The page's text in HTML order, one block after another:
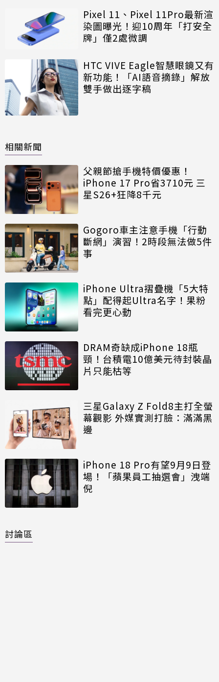
Pixel 11、Pixel 11Pro最新渲
染圖曝光！迎10周年「打安全
牌」僅2處微調
HTC VIVE Eagle智慧眼鏡又有
新功能！「AI語音摘錄」解放
雙手做出逐字稿
相關新聞
父親節搶手機特價優惠！
iPhone 17 Pro省3710元 三
星S26+狂降8千元
Gogoro車主注意手機「行動
斷網」演習！2時段無法做5件
事
iPhone Ultra摺疊機「5大特
點」配得起Ultra名字！果粉
看完更心動
DRAM奇缺成iPhone 18瓶
頸！台積電10億美元待封裝晶
片只能枯等
三星Galaxy Z Fold8主打全螢
幕觀影 外媒實測打臉：滿滿黑
邊
iPhone 18 Pro有望9月9日登
場！「蘋果員工抽選會」洩端
倪
討論區